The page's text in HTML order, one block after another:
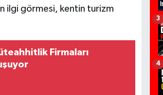
ilgi görmesi, kentin turizm
Firmaları
3
4